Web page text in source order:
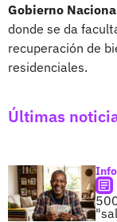
Gobierno
donde se da
recuperación de
residenciales.
Últimas